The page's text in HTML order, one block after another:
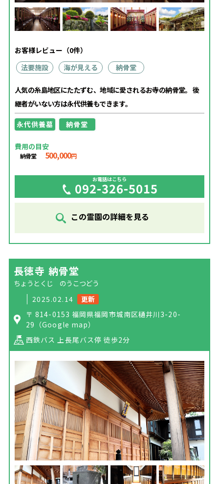
お客様レビュー（0件）
法要施設
海が見える 納骨堂
人気の糸島地区にたたずむ、地域に愛されるお寺の納骨堂。 後
継者がいない方は永代供養もできます。
永代供養墓 納骨堂
費用の目安
納骨堂 500,000円
お電話はこちら
092-326-5015
この霊園の詳細を見る
長徳寺 納骨堂
ちょうとくじ のうこつどう
2025.02.14
更新
〒 814-0153 福岡県福岡市城南区樋井川3-20-
29 （Google map）
西鉄バス 上長尾バス停 徒歩2分